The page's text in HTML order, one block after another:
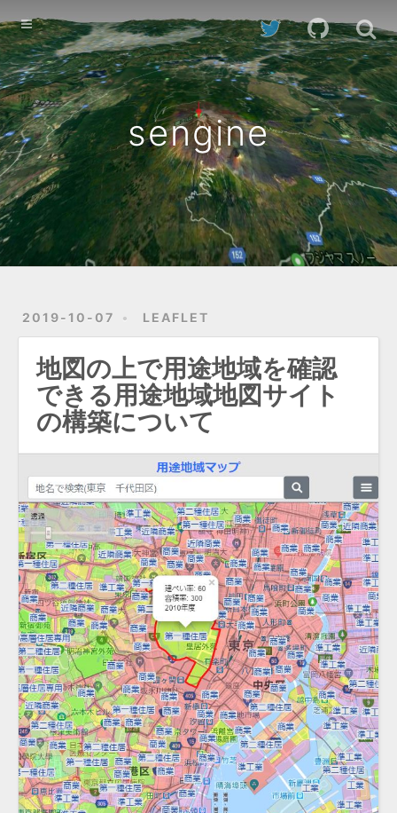
sengine
2019-10-07 LEAFLET
地図の上で用途地域を確認
できる用途地域地図サイト
の構築について
Home
Archives